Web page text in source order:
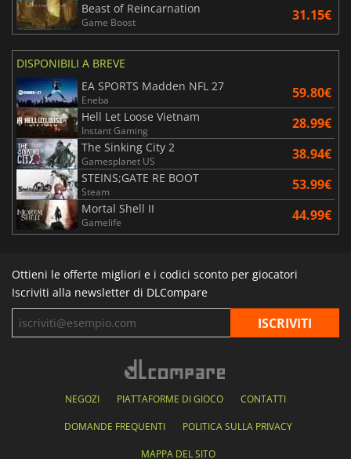
Beast of Reincarnation
Game Boost 31.15€
DISPONIBILI A BREVE
EA SPORTS Madden NFL 27
Eneba 59.80€
Hell Let Loose Vietnam
Instant Gaming 28.99€
The Sinking City 2
Gamesplanet US 38.94€
STEINS;GATE RE BOOT
Steam 53.99€
Mortal Shell II
Gamelife 44.99€
Ottieni le offerte migliori e i codici sconto per giocatori
Iscriviti alla newsletter di DLCompare
NEGOZI PIATTAFORME DI GIOCO CONTATTI
DOMANDE FREQUENTI POLITICA SULLA PRIVACY
MAPPA DEL SITO